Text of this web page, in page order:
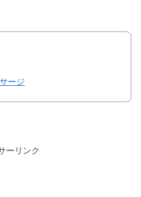
ージ
ーリンク